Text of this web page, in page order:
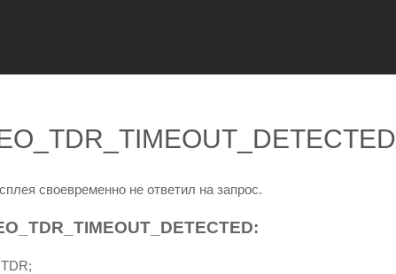
своевременно не ответил на запрос.